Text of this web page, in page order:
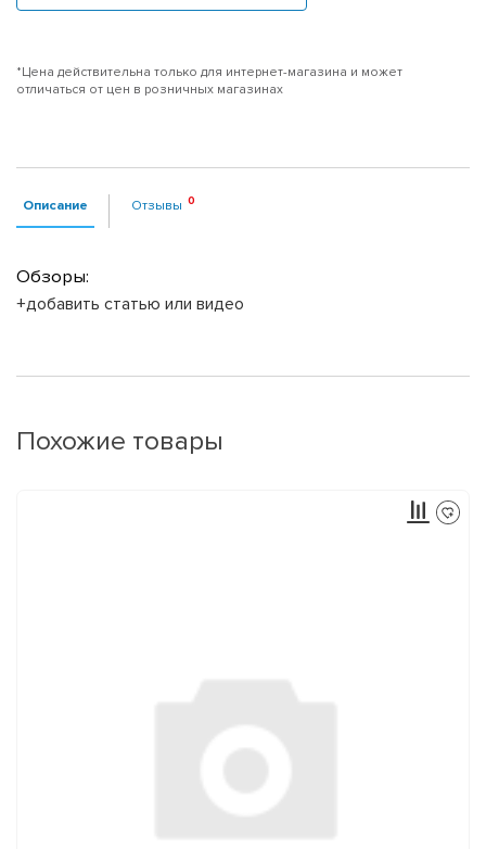
*Цена действительна только для интернет-магазина и может
отличаться от цен в розничных магазинах
Описание Отзывы
Обзоры:
+добавить статью или видео
Похожие товары